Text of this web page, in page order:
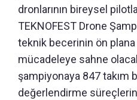
dronlarının bireysel
TEKNOFEST Drone
teknik becerinin ön plana
mücadeleye sahne
şampiyonaya 847 takım
değerlendirme